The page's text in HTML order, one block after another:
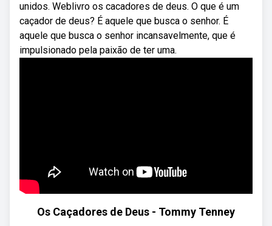
unidos. Weblivro os cacadores de deus. O que é um
caçador de deus? É aquele que busca o senhor. É
aquele que busca o senhor incansavelmente, que é
impulsionado pela paixão de ter uma.
Os Caçadores de Deus - Tommy Tenney